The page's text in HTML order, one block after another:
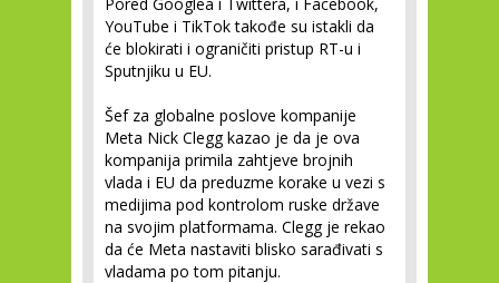
YouTube i TikTok takođe su istakli da
će blokirati i ograničiti pristup RT-u i
Sputnjiku u EU.
Šef za globalne poslove kompanije
Meta Nick Clegg kazao je da je ova
kompanija primila zahtjeve brojnih
vlada i EU da preduzme korake u vezi s
medijima pod kontrolom ruske države
na svojim platformama. Clegg je rekao
da će Meta nastaviti blisko sarađivati s
vladama po tom pitanju.